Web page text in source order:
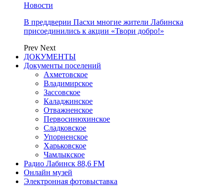
Новости
В преддверии Пасхи многие жители Лабинска
присоединились к акции «Твори добро!»
Prev Next
ДОКУМЕНТЫ
Документы поселений
Ахметовское
Владимирское
Зассовское
Каладжинское
Отважненское
Первосинюхинское
Сладковское
Упорненское
Харьковское
Чамлыкское
Радио Лабинск 88,6 FM
Онлайн музей
Электронная фотовыставка